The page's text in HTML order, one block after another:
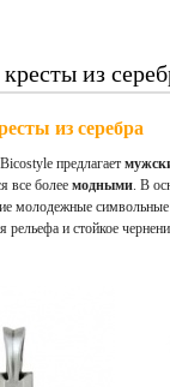
из
из серебра
предлагает
все более модными. В
молодежные символьные
рельефа и стойкое